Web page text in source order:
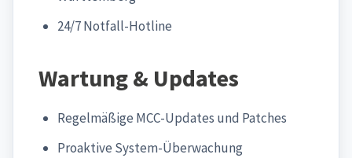
24/7 Notfall-Hotline
Wartung & Updates
Regelmäßige MCC-Updates und Patches
Proaktive System-Überwachung